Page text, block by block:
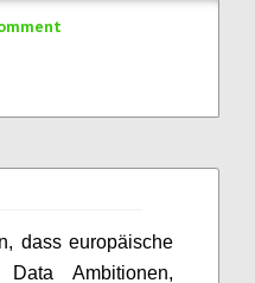
dass europäische
Ambitionen,